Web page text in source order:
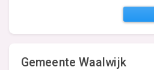
Gemeente Waalwijk